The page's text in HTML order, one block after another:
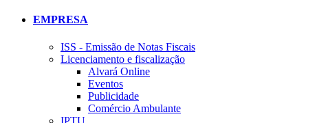
EMPRESA
ISS - Emissão de Notas Fiscais
Licenciamento e fiscalização
Alvará Online
Eventos
Publicidade
Comércio Ambulante
IPTU